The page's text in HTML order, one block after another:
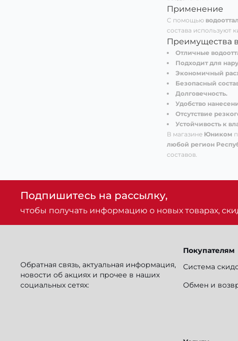
Применение
С помощью
состава используют
Преимущества
Отличные
Подходит для
Экономичный
Безопасный
Долговечность.
Удобство
Отсутствие
Устойчивость к
В магазине Юником
любой регион
составов.
Подпишитесь на рассылку,
чтобы получать информацию о новых товарах,
Обратная связь, актуальная информация,
новости об акциях и прочее в наших
социальных сетях:
Покупателям
Система
Обмен и